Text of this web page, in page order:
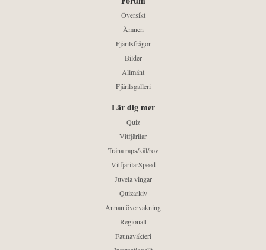
Översikt
Ämnen
Fjärilsfrågor
Bilder
Allmänt
Fjärilsgalleri
Lär dig mer
Quiz
Vitfjärilar
Träna raps/kål/rov
VitfjärilarSpeed
Juvela vingar
Quizarkiv
Annan övervakning
Regionalt
Faunaväkteri